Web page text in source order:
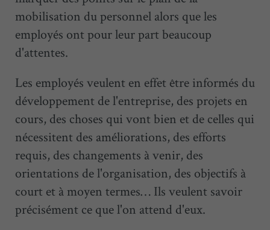
mobilisation du personnel alors que les
employés ont pour leur part beaucoup
d'attentes.
Les employés veulent en effet être informés du
développement de l'entreprise, des projets en
cours, des choses qui vont bien et de celles qui
nécessitent des améliorations, des efforts
requis, des changements à venir, des
orientations de l'organisation, des objectifs à
court et à moyen termes… Ils veulent savoir
précisément ce que l'on attend d'eux.